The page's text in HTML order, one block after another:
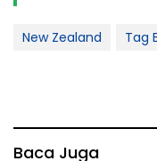
New Zealand Tag
Baca Juga